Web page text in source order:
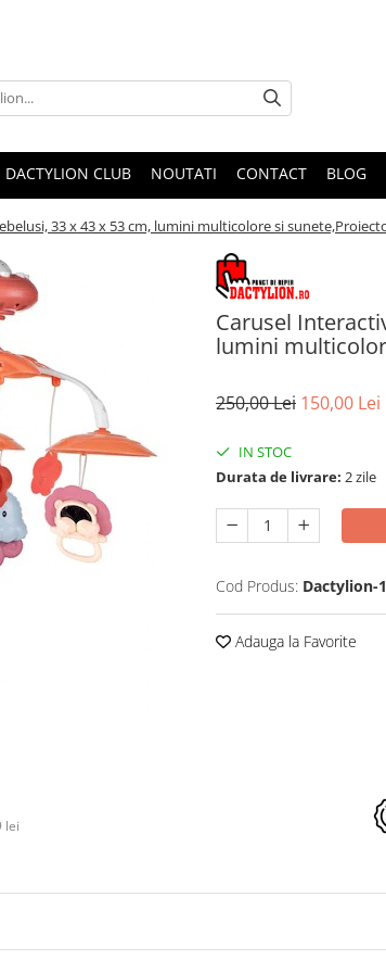
DACTYLION CLUB NOUTATI CONTACT BLOG
33 x 43 x 53 cm, lumini multicolore si
Carusel
lumini
250,00 Lei 150,00 Lei
IN STOC
Durata de livrare: 2 zile
Cod Produs: Dactylion-
Adauga la Favorite
lei